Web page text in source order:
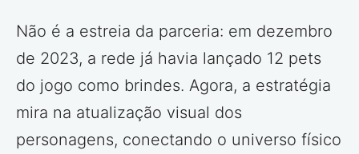
Não é a estreia da parceria: em dezembro
de 2023, a rede já havia lançado 12 pets
do jogo como brindes. Agora, a estratégia
mira na atualização visual dos
personagens, conectando o universo físico